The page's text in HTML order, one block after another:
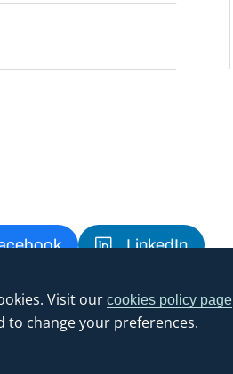
Visit ourcookies policy page
to change your preferences.
LinkedIn